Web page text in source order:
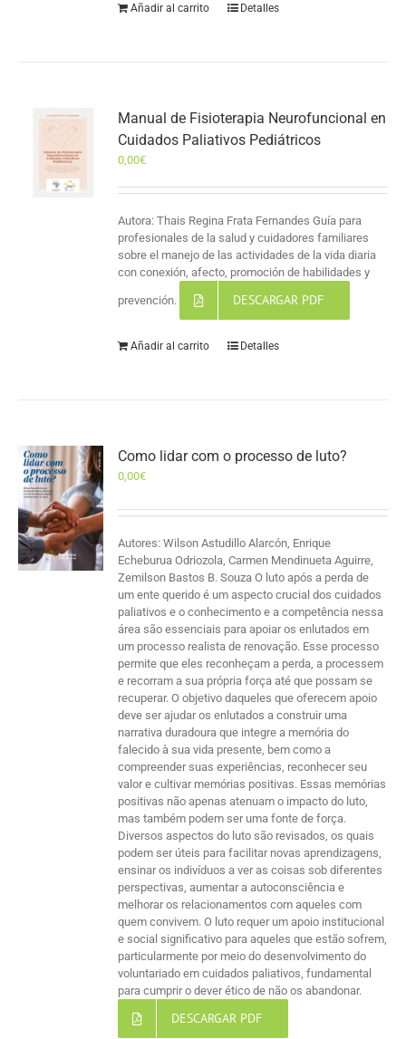
Añadir al carrito Detalles
Manual de Fisioterapia Neurofuncional en
Cuidados Paliativos Pediátricos
0,00€
Autora: Thais Regina Frata Fernandes Guía para
profesionales de la salud y cuidadores familiares
sobre el manejo de las actividades de la vida diaria
con conexión, afecto, promoción de habilidades y
prevención. DESCARGAR PDF
Añadir al carrito Detalles
Como lidar com o processo de luto?
0,00€
Autores: Wilson Astudillo Alarcón, Enrique
Echeburua Odriozola, Carmen Mendinueta Aguirre,
Zemilson Bastos B. Souza O luto após a perda de
um ente querido é um aspecto crucial dos cuidados
paliativos e o conhecimento e a competência nessa
área são essenciais para apoiar os enlutados em
um processo realista de renovação. Esse processo
permite que eles reconheçam a perda, a processem
e recorram a sua própria força até que possam se
recuperar. O objetivo daqueles que oferecem apoio
deve ser ajudar os enlutados a construir uma
narrativa duradoura que integre a memória do
falecido à sua vida presente, bem como a
compreender suas experiências, reconhecer seu
valor e cultivar memórias positivas. Essas memórias
positivas não apenas atenuam o impacto do luto,
mas também podem ser uma fonte de força.
Diversos aspectos do luto são revisados, os quais
podem ser úteis para facilitar novas aprendizagens,
ensinar os indivíduos a ver as coisas sob diferentes
perspectivas, aumentar a autoconsciência e
melhorar os relacionamentos com aqueles com
quem convivem. O luto requer um apoio institucional
e social significativo para aqueles que estão sofrem,
particularmente por meio do desenvolvimento do
voluntariado em cuidados paliativos, fundamental
para cumprir o dever ético de não os abandonar.
DESCARGAR PDF